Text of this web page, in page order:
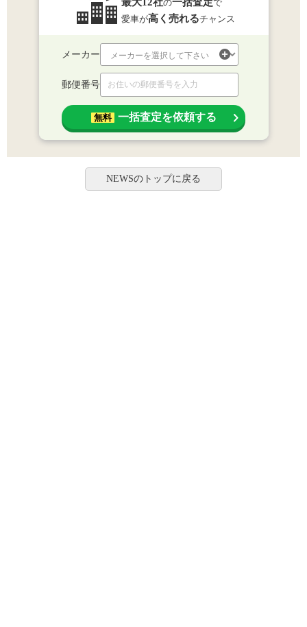
の
で
愛車が高く売れるチャンス
メーカー
郵便番号
無料 一括査定を依頼する
NEWSのトップに戻る